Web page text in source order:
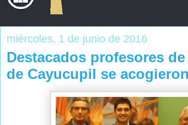
miércoles, 1 de junio de 2016
Destacados profesores
de Cayucupil se